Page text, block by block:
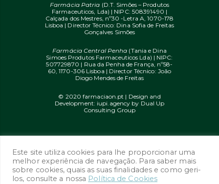
Farmácia Patria (D.T. Simões – Produtos
Farmaceuticos, Lda) | NIPC: 508391490 |
Calçada dos Mestres, nº30 -Letra A, 1070-178
Lisboa | Director Técnico: Dina Sofia de Freitas
Gonçalves Simões
Farmácia Central Penha (Tania e Dina
Simoes Produtos Farmaceuticos Lda) | NIPC:
507729870 | Rua da Penha de França, nº58-
60, 1170-306 Lisboa | Director Técnico: João
Diogo Mendes de Freitas
© 2020 farmaciaon.pt | Design and
Development: iupi.agency by Dual Up
Consulting Group
Este site utiliza cookies para lhe proporcionar uma
melhor experiência de navegação. Para saber mais
sobre cookies, quais as suas finalidades e como geri-
los, consulte a nossa Política de Cookies